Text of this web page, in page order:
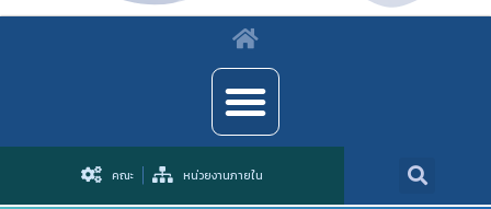
คณะ หน่วยงานภายใน